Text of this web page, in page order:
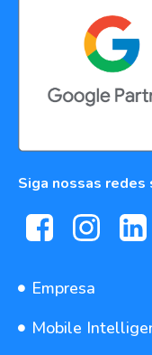
Siga nossas redes
Empresa
Mobile